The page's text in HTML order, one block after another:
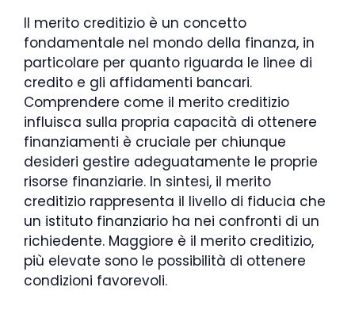
Il merito creditizio è un concetto
fondamentale nel mondo della finanza, in
particolare per quanto riguarda le linee di
credito e gli affidamenti bancari.
Comprendere come il merito creditizio
influisca sulla propria capacità di ottenere
finanziamenti è cruciale per chiunque
desideri gestire adeguatamente le proprie
risorse finanziarie. In sintesi, il merito
creditizio rappresenta il livello di fiducia che
un istituto finanziario ha nei confronti di un
richiedente. Maggiore è il merito creditizio,
più elevate sono le possibilità di ottenere
condizioni favorevoli.